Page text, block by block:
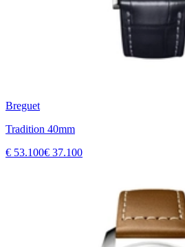
Breguet
Tradition 40mm
€ 53.100€ 37.100